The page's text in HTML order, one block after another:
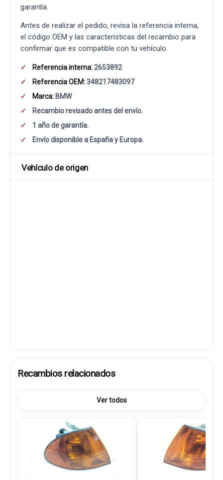
garantía.
Antes de realizar el pedido, revisa la referencia interna,
el código OEM y las características del recambio para
confirmar que es compatible con tu vehículo.
Referencia interna:2653892
Referencia OEM:348217483097
Marca: BMW
Recambio revisado antes del envío.
1 año de garantía.
Envío disponible a España y Europa.
Vehículo de origen
Recambios relacionados
Ver todos